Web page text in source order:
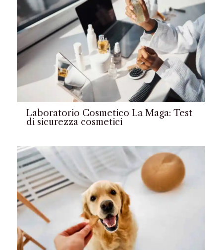
Laboratorio Cosmetico La Maga: Test
di sicurezza cosmetici